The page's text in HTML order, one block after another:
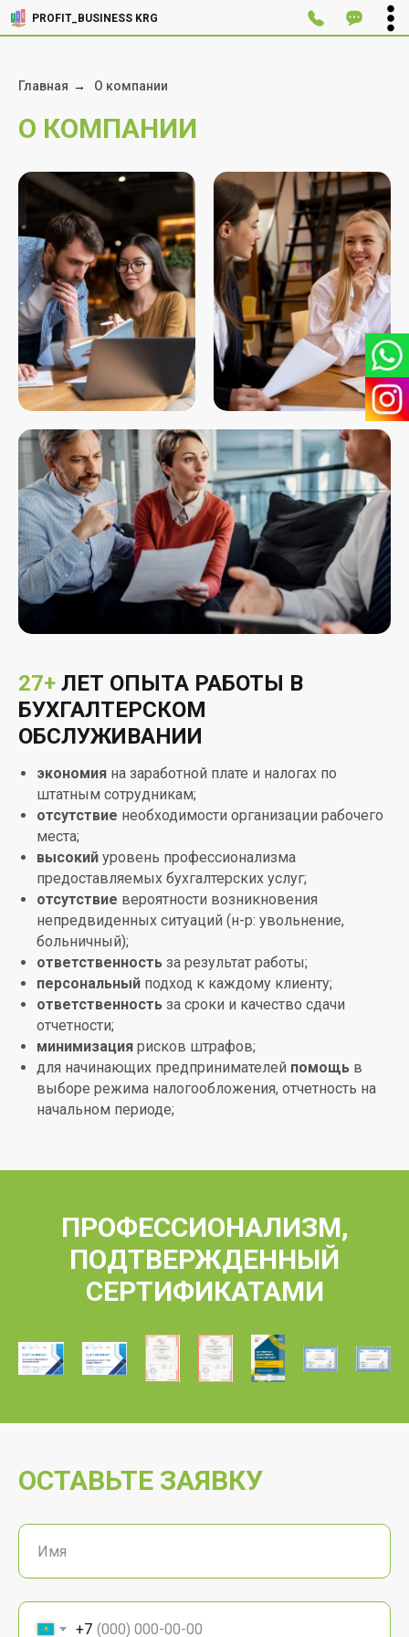
PROFIT_BUSINESS KRG
Главная → О компании
О КОМПАНИИ
27+ ЛЕТ ОПЫТА РАБОТЫ В
БУХГАЛТЕРСКОМ
ОБСЛУЖИВАНИИ
экономия на заработной плате и налогах по
штатным сотрудникам;
отсутствие необходимости организации рабочего
места;
высокий уровень профессионализма
предоставляемых бухгалтерских услуг;
отсутствие вероятности возникновения
непредвиденных ситуаций (н-р: увольнение,
больничный);
ответственность за результат работы;
персональный подход к каждому клиенту;
ответственность за сроки и качество сдачи
отчетности;
минимизация рисков штрафов;
для начинающих предпринимателей помощь в
выборе режима налогообложения, отчетность на
начальном периоде;
ПРОФЕССИОНАЛИЗМ,
ПОДТВЕРЖДЕННЫЙ
СЕРТИФИКАТАМИ
ОСТАВЬТЕ ЗАЯВКУ
+7